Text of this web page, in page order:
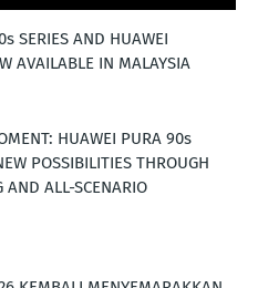
SERIES AND HUAWEI
AVAILABLE IN MALAYSIA
HUAWEI PURA 90s
POSSIBILITIES THROUGH
AND ALL-SCENARIO